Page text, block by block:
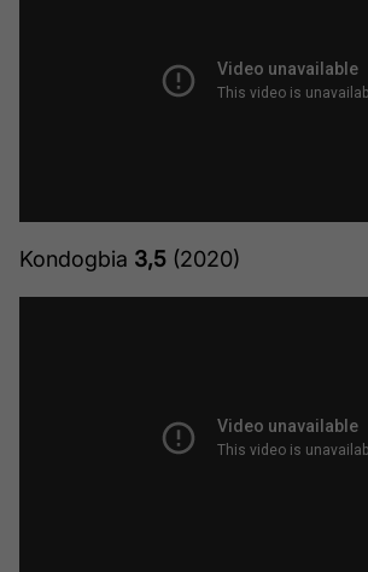
Kondogbia 3,5 (2020)